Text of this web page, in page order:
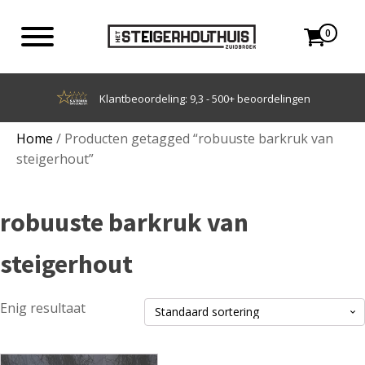
0
Klantbeoordeling: 9,3 - 500+ beoordelingen
Home / Producten getagged “robuuste barkruk van
steigerhout”
robuuste barkruk van
steigerhout
Enig resultaat
Dit